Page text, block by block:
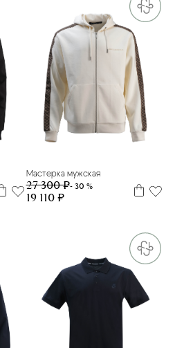
Мастерка мужская
27 300 ₽- 30 %
19 110 ₽